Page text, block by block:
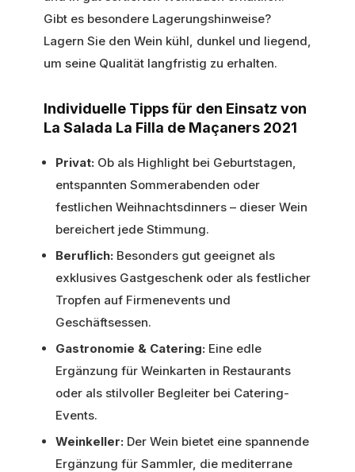
Gibt es besondere Lagerungshinweise?
Lagern Sie den Wein kühl, dunkel und liegend,
um seine Qualität langfristig zu erhalten.
Individuelle Tipps für den Einsatz von
La Salada La Filla de Maçaners 2021
Privat: Ob als Highlight bei Geburtstagen,
entspannten Sommerabenden oder
festlichen Weihnachtsdinners – dieser Wein
bereichert jede Stimmung.
Beruflich: Besonders gut geeignet als
exklusives Gastgeschenk oder als festlicher
Tropfen auf Firmenevents und
Geschäftsessen.
Gastronomie & Catering: Eine edle
Ergänzung für Weinkarten in Restaurants
oder als stilvoller Begleiter bei Catering-
Events.
Weinkeller: Der Wein bietet eine spannende
Ergänzung für Sammler, die mediterrane